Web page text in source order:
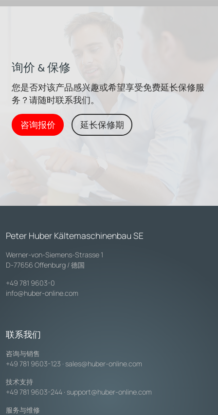
询价 & 保修
您是否对该产品感兴趣或希望享受免费延长保修服
务？请随时联系我们。
咨询报价 延长保修期
Peter Huber Kältemaschinenbau SE
Werner-von-Siemens-Strasse 1
D-77656 Offenburg / 德国
+49 781 9603-0
info@huber-online.com
联系我们
咨询与销售
+49 781 9603-123 · sales@huber-online.com
技术支持
+49 781 9603-244 · support@huber-online.com
服务与维修